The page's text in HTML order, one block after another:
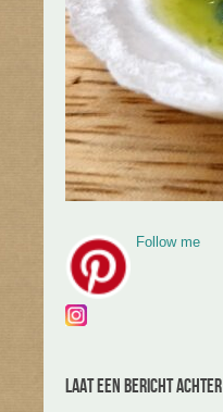
Follow me
Laat een bericht achter